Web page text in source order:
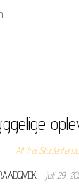
Alt fra
juli 29,